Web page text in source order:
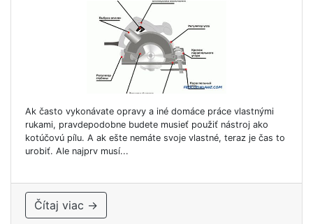
Ak často vykonávate opravy a iné domáce práce vlastnými
rukami, pravdepodobne budete musieť použiť nástroj ako
kotúčovú pílu. A ak ešte nemáte svoje vlastné, teraz je čas to
urobiť. Ale najprv musí...
Čítaj viac →